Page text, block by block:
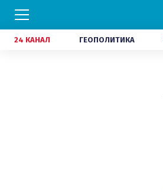
24 КАНАЛ ГЕОПОЛИТИКА